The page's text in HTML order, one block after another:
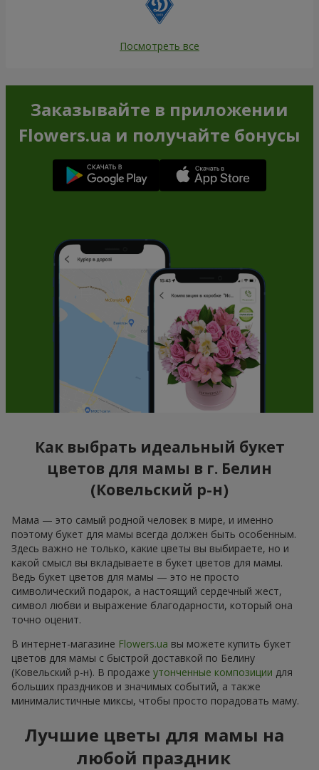
Посмотреть все
Заказывайте в приложении
Flowers.ua и получайте бонусы
Как выбрать идеальный букет
цветов для мамы в г. Белин
(Ковельский р-н)
Мама — это самый родной человек в мире, и именно
поэтому букет для мамы всегда должен быть особенным.
Здесь важно не только, какие цветы вы выбираете, но и
какой смысл вы вкладываете в букет цветов для мамы.
Ведь букет цветов для мамы — это не просто
символический подарок, а настоящий сердечный жест,
символ любви и выражение благодарности, который она
точно оценит.
В интернет-магазине Flowers.ua вы можете купить букет
цветов для мамы с быстрой доставкой по Белину
(Ковельский р-н). В продаже утонченные композиции для
больших праздников и значимых событий, а также
минималистичные миксы, чтобы просто порадовать маму.
Лучшие цветы для мамы на
любой праздник